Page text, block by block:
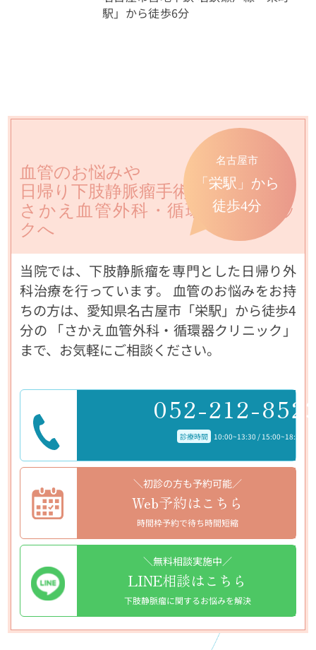
駅」から徒歩6分
血管のお悩みや
日帰り下肢静脈瘤手術なら
さかえ血管外科・循環器クリニッ
クへ
名古屋市
「栄駅」から
徒歩4分
当院では、下肢静脈瘤を専門とした日帰り外
科治療を行っています。 血管のお悩みをお持
ちの方は、愛知県名古屋市「栄駅」から徒歩4
分の 「さかえ血管外科・循環器クリニック」
まで、お気軽にご相談ください。
052-212-
診療時間 10:00~13:30 / 15:00~18:30
＼初診の方も予約可能／
Web予約はこちら
時間枠予約で待ち時間短縮
＼無料相談実施中／
LINE相談はこちら
下肢静脈瘤に関するお悩みを解決